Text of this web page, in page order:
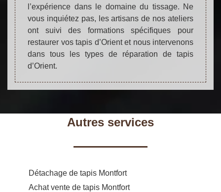
l’expérience dans le domaine du tissage. Ne
vous inquiétez pas, les artisans de nos ateliers
ont suivi des formations spécifiques pour
restaurer vos tapis d’Orient et nous intervenons
dans tous les types de réparation de tapis
d’Orient.
Autres services
Détachage de tapis Montfort
Achat vente de tapis Montfort